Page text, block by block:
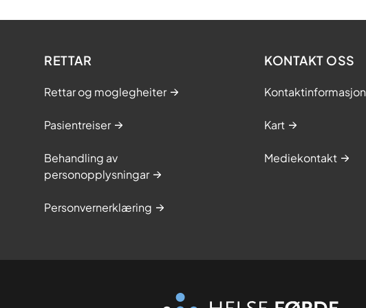
RETTAR
Rettar og moglegheiter
Pasientreiser
Behandling av
personopplysningar
Personvernerklæring
KONTAKT OSS
Kontaktinformasjon
Kart
Mediekontakt